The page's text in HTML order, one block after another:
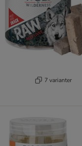
7 varianter